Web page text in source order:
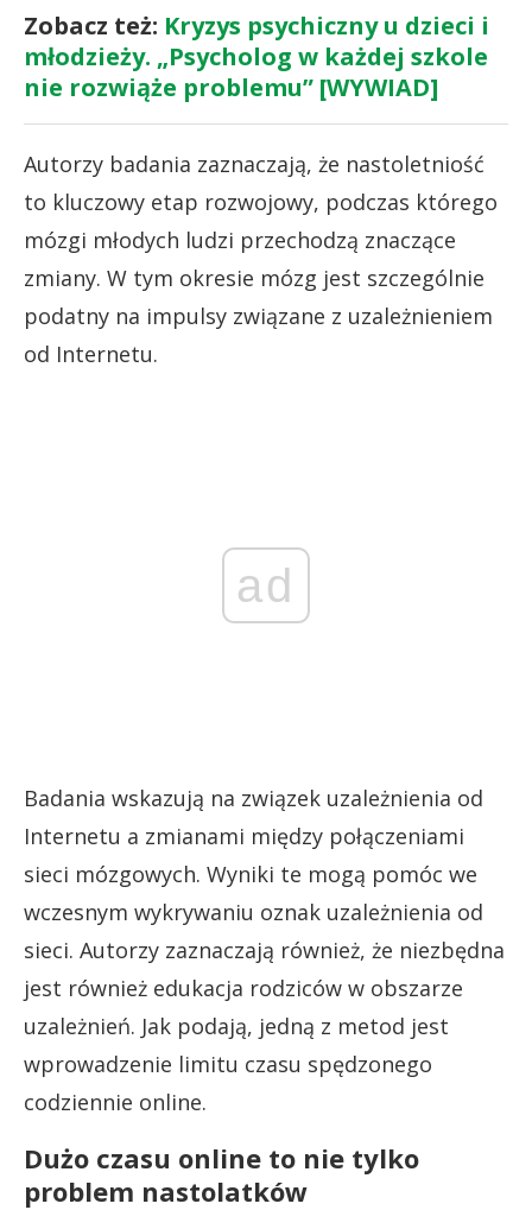
Zobacz też: Kryzys psychiczny u dzieci i
młodzieży. „Psycholog w każdej szkole
nie rozwiąże problemu” [WYWIAD]
Autorzy badania zaznaczają, że nastoletniość
to kluczowy etap rozwojowy, podczas którego
mózgi młodych ludzi przechodzą znaczące
zmiany. W tym okresie mózg jest szczególnie
podatny na impulsy związane z uzależnieniem
od Internetu.
ad
Badania wskazują na związek uzależnienia od
Internetu a zmianami między połączeniami
sieci mózgowych. Wyniki te mogą pomóc we
wczesnym wykrywaniu oznak uzależnienia od
sieci. Autorzy zaznaczają również, że niezbędna
jest również edukacja rodziców w obszarze
uzależnień. Jak podają, jedną z metod jest
wprowadzenie limitu czasu spędzonego
codziennie online.
Dużo czasu online to nie tylko
problem nastolatków